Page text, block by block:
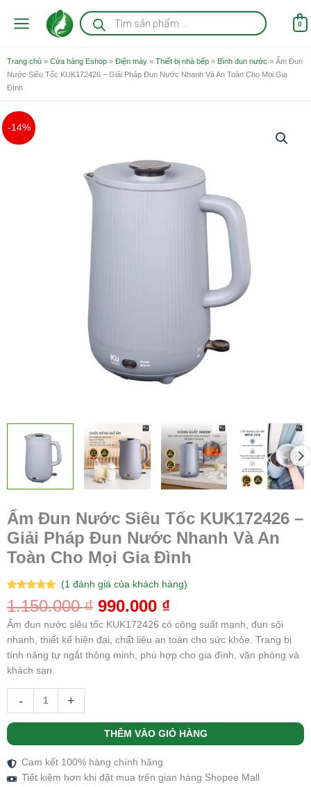
Tìm
kiếm
sản
0
Trang chủ » Cửa hàng Eshop » Điện máy » Thiết bị nhà bếp » Bình đun nước » Ấm Đun
Nước Siêu Tốc KUK172426 – Giải Pháp Đun Nước Nhanh Và An Toàn Cho Mọi Gia
Đình
-14%
Ấm Đun Nước Siêu Tốc KUK172426 –
Giải Pháp Đun Nước Nhanh Và An
Toàn Cho Mọi Gia Đình
5.00trên 5
dựa trên
1
đánh giá
(1đánh giá của khách hàng)
1.150.000₫
1.150.000 ₫.
990.000 ₫
là:
990.000 ₫.
Ấm đun nước siêu tốc KUK172426 có công suất mạnh, đun sôi
nhanh, thiết kế hiện đại, chất liệu an toàn cho sức khỏe. Trang bị
tính năng tự ngắt thông minh, phù hợp cho gia đình, văn phòng và
khách sạn.
-
Ấm
Đun
+
THÊM VÀO GIỎ HÀNG
Cam kết 100% hàng chính hãng
Tiết kiệm hơn khi đặt mua trên gian hàng Shopee Mall